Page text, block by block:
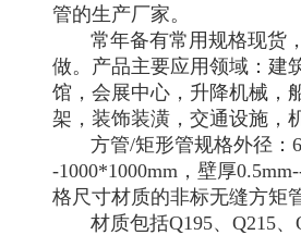
管的生产厂家。
常年备有常用规格现货
做。产品主要应用领域：建
馆，会展中心，升降机械，
架，装饰装潢，交通设施，
方管/矩形管规格外径：
-1000*1000mm，壁厚
格尺寸材质的非标无缝方矩
材质包括Q195、Q215、